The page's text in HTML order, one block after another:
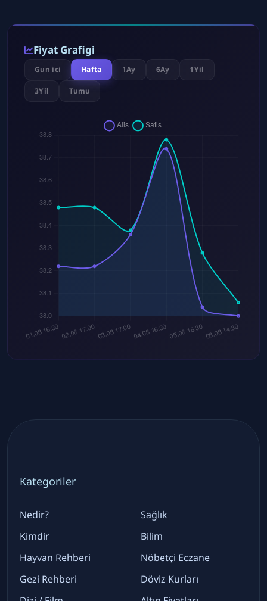
Fiyat Grafigi
Gun ici Hafta 1Ay 6Ay 1Yil
3Yil Tumu
Kategoriler
Nedir?
Kimdir
Hayvan Rehberi
Gezi Rehberi
Sağlık
Bilim
Nöbetçi Eczane
Döviz Kurları